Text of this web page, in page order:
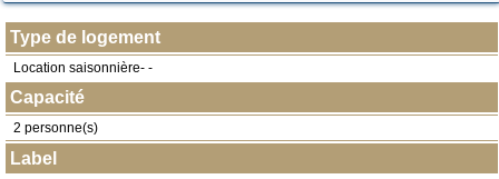
Type de logement
Location saisonnière- -
Capacité
2 personne(s)
Label